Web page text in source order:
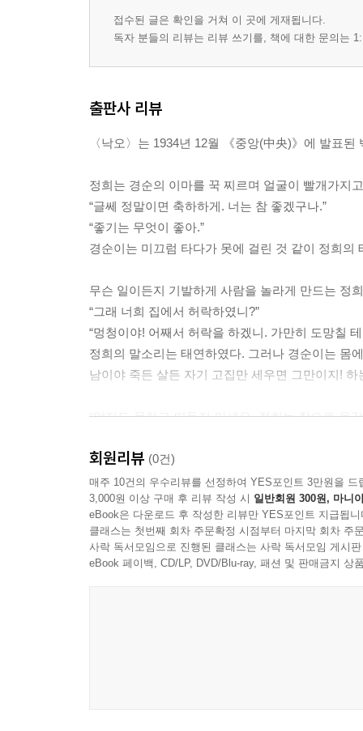
접수된 글은 확인을 거쳐 이 곳에 게재됩니다.
독자 분들의 리뷰는 리뷰 쓰기를, 책에 대한 문의는
출판사 리뷰
〈낙오〉는 1934년 12월 《중앙(中央)》에 발표
정희는 경순의 이마를 꾹 찌르며 얼굴이 빨개가지
“글쎄 정말이면 축하하게. 너는 참 좋겠구나.”
“좋기는 무엇이 좋아.”
경순이는 미끄럼 타다가 못에 걸린 것 같이 정희
무슨 일이든지 기발하게 사람을 놀라게 만드는 정
“그래 너희 집에서 허락하였니?”
“멍청이야! 어째서 허락을 하겠니. 가만히 도망칠 테
정희의 말소리는 태연하였다. 그러나 경순이는 몸
남이야 죽든 살든 자기 고집만 세우면 그만이지!
“알지도 못하고 떠들지 마세요. 정희는 참으로 용
나아가려는 열정과 용기가 눈앞의 안일에 만족하
경순이는 몹시 흥분하여지며 소리를 높여 한숨에
회원리뷰 (0건)
매주 10건의 우수리뷰를 선정하여 YES포인트 3만원을 드
3,000원 이상 구매 후 리뷰 작성 시 일반회원 300원, 마니
eBook은 다운로드 후 작성한 리뷰만 YES포인트 지급됩니
클래스는 첫번째 회차 주문확정 시점부터 마지막 회차 주
사락 독서모임으로 진행된 클래스는 사락 독서모임 게시
eBook 페이백, CD/LP, DVD/Blu-ray, 패션 및 판매금지 상